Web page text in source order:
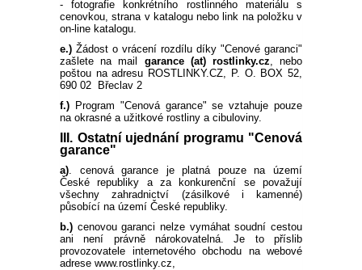
EURYOPS
- fotografie konkrétního rostlinného materiálu s
cenovkou, strana v katalogu nebo link na položku v
on-line katalogu.
e.) Žádost o vrácení rozdílu díky "Cenové garanci"
zašlete na mail garance (at) rostlinky.cz, nebo
poštou na adresu ROSTLINKY.CZ, P. O. BOX 52,
690 02 Břeclav 2
f.) Program "Cenová garance" se vztahuje pouze
na okrasné a užitkové rostliny a cibuloviny.
III. Ostatní ujednání programu "Cenová
garance"
a). cenová garance je platná pouze na území
České republiky a za konkurenční se považují
všechny zahradnictví (zásilkové i kamenné)
působící na území České republiky.
b.) cenovou garanci nelze vymáhat soudní cestou
ani není právně nárokovatelná. Je to příslib
provozovatele internetového obchodu na webové
adrese www.rostlinky.cz,